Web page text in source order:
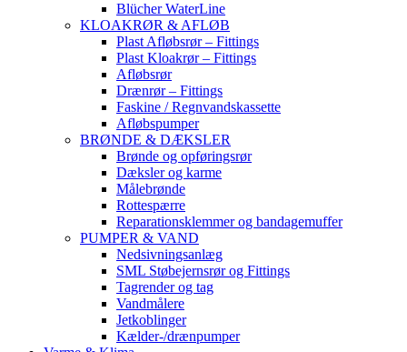
Blücher WaterLine
KLOAKRØR & AFLØB
Plast Afløbsrør – Fittings
Plast Kloakrør – Fittings
Afløbsrør
Drænrør – Fittings
Faskine / Regnvandskassette
Afløbspumper
BRØNDE & DÆKSLER
Brønde og opføringsrør
Dæksler og karme
Målebrønde
Rottespærre
Reparationsklemmer og bandagemuffer
PUMPER & VAND
Nedsivningsanlæg
SML Støbejernsrør og Fittings
Tagrender og tag
Vandmålere
Jetkoblinger
Kælder-/drænpumper